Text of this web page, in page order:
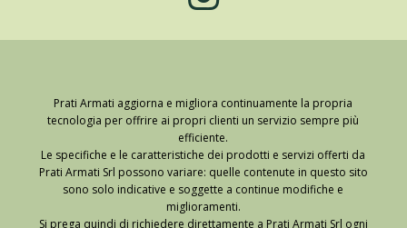
Prati Armati aggiorna e migliora continuamente la propria
tecnologia per offrire ai propri clienti un servizio sempre più
efficiente.
Le specifiche e le caratteristiche dei prodotti e servizi offerti da
Prati Armati Srl possono variare: quelle contenute in questo sito
sono solo indicative e soggette a continue modifiche e
miglioramenti.
Si prega quindi di richiedere direttamente a Prati Armati Srl ogni